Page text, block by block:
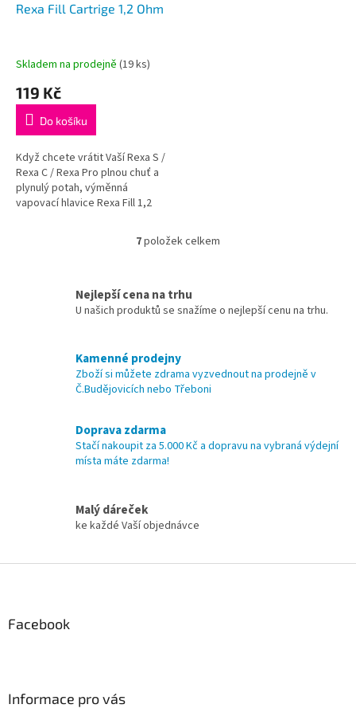
Rexa Fill Cartrige 1,2 Ohm
Skladem na prodejně (19 ks)
119 Kč
Do košíku
Když chcete vrátit Vaší Rexa S /
Rexa C / Rexa Pro plnou chuť a
plynulý potah, výměnná
vapovací hlavice Rexa Fill 1,2
O
á
d
í
p
r
v
u
7položek celkem
Nejlepší cena na trhu
U našich produktů se snažíme o nejlepší cenu na trhu.
Kamenné prodejny
Zboží si můžete zdrama vyzvednout na prodejně v
Č.Budějovicích nebo Třeboni
Doprava zdarma
Stačí nakoupit za 5.000 Kč a dopravu na vybraná výdejní
místa máte zdarma!
Malý dáreček
ke každé Vaší objednávce
Facebook
Informace pro vás